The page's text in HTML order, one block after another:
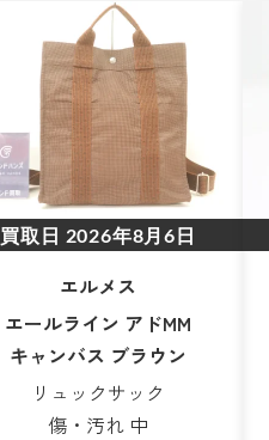
買取日 2026年8月6日
エルメス
エールライン アドMM
キャンバス ブラウン
リュックサック
傷・汚れ 中